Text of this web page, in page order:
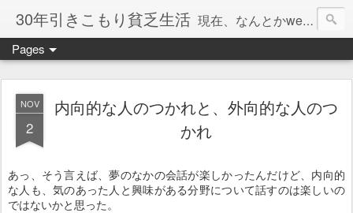
30年引きこもり貧乏生活 現在、なんとかweb系の仕事で食べています。このブログで扱う問題は「この世とはなにか」「人生とはなにか」「人間とはなにか」「強迫神経症の原因と解決法」「うつ病の原因と寄り添う方法」「家族の問題」などについてです。
Pages
NOV
2
内向的な人のつかれと、外向的な人のつ
かれ
あっ、そう言えば、夢のなかの会話が楽しかったんだけど、内向的
な人も、気のあった人と興味がある分野について話すのは楽しいの
ではないかと思った。